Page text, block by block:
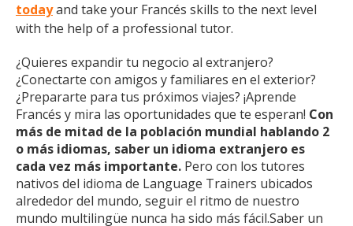
todayand take your Francés skills to the next level
with the help of a professional tutor.
¿Quieres expandir tu negocio al extranjero?
¿Conectarte con amigos y familiares en el exterior?
¿Prepararte para tus próximos viajes? ¡Aprende
Francés y mira las oportunidades que te esperan! Con
más de mitad de la población mundial hablando 2
o más idiomas, saber un idioma extranjero es
cada vez más importante. Pero con los tutores
nativos del idioma de Language Trainers ubicados
alrededor del mundo, seguir el ritmo de nuestro
mundo multilingüe nunca ha sido más fácil.Saber un